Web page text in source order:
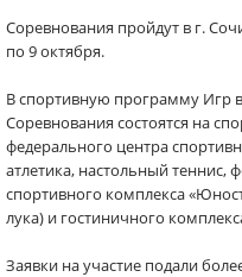
Соревнования пройдут в г.
по 9 октября.
В спортивную программу Игр
Соревнования состоятся на
федерального центра
атлетика, настольный теннис,
спортивного комплекса
лука) и гостиничного
Заявки на участие подали